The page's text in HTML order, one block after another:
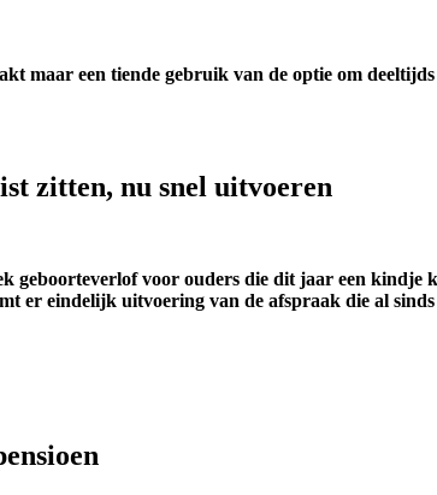
maar een tiende gebruik van de optie om
zitten, nu snel uitvoeren
geboorteverlof voor ouders die dit jaar een kindje
er eindelijk uitvoering van de afspraak die al